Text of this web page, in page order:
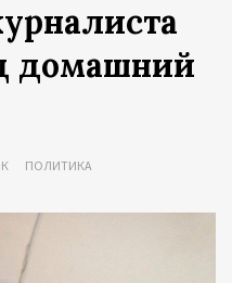
домашний
ПОЛИТИКА